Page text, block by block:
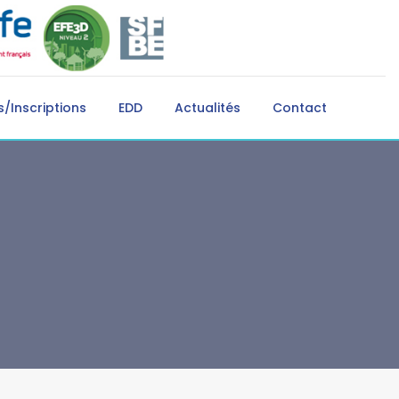
Inscriptions EDD Actualités Contact